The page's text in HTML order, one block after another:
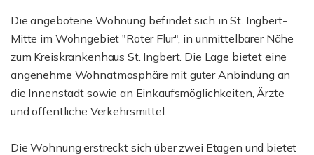
Die angebotene Wohnung befindet sich in St. Ingbert-
Mitte im Wohngebiet "Roter Flur", in unmittelbarer Nähe
zum Kreiskrankenhaus St. Ingbert. Die Lage bietet eine
angenehme Wohnatmosphäre mit guter Anbindung an
die Innenstadt sowie an Einkaufsmöglichkeiten, Ärzte
und öffentliche Verkehrsmittel.
Die Wohnung erstreckt sich über zwei Etagen und bietet